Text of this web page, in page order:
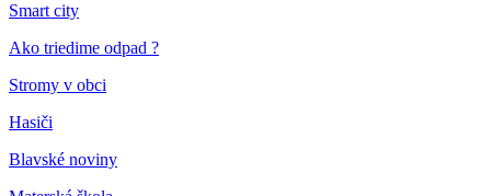
Smart city
Ako triedime odpad ?
Stromy v obci
Hasiči
Blavské noviny